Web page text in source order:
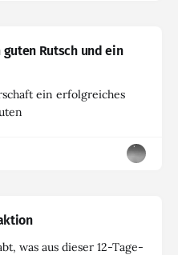
Rutsch und ein
ein erfolgreiches
was aus dieser 12-Tage-